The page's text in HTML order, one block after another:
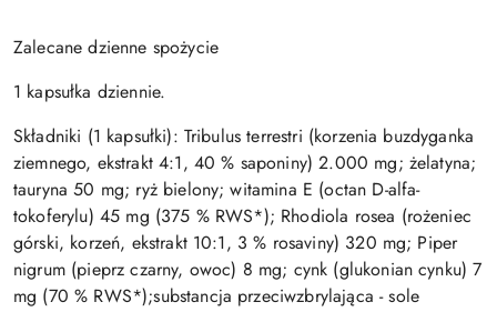
Zalecane dzienne spożycie
1 kapsułka dziennie.
Składniki (1 kapsułki): Tribulus terrestri (korzenia buzdyganka
ziemnego, ekstrakt 4:1, 40 % saponiny) 2.000 mg; żelatyna;
tauryna 50 mg; ryż bielony; witamina E (octan D-alfa-
tokoferylu) 45 mg (375 % RWS*); Rhodiola rosea (rożeniec
górski, korzeń, ekstrakt 10:1, 3 % rosaviny) 320 mg; Piper
nigrum (pieprz czarny, owoc) 8 mg; cynk (glukonian cynku) 7
mg (70 % RWS*);substancja przeciwzbrylająca - sole